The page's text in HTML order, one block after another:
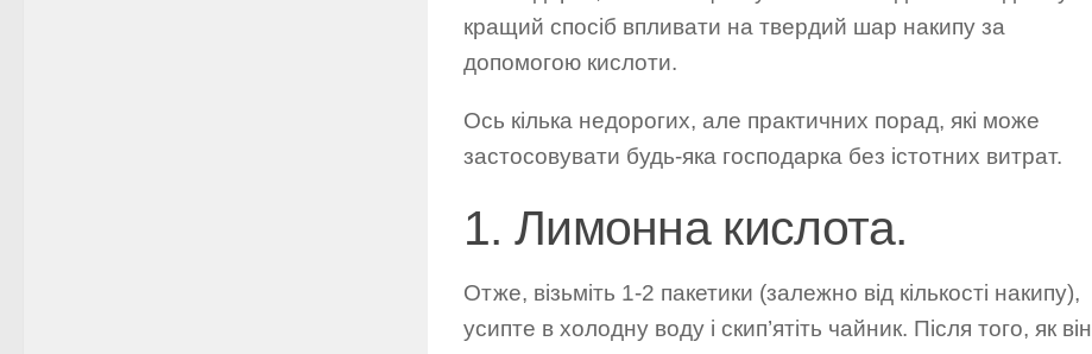
кращий спосіб впливати на твердий шар накипу за
допомогою кислоти.
Ось кілька недорогих, але практичних порад, які може
застосовувати будь-яка господарка без істотних витрат.
1. Лимонна кислота.
Отже, візьміть 1-2 пакетики (залежно від кількості накипу),
усипте в холодну воду і скип’ятіть чайник. Після того, як він